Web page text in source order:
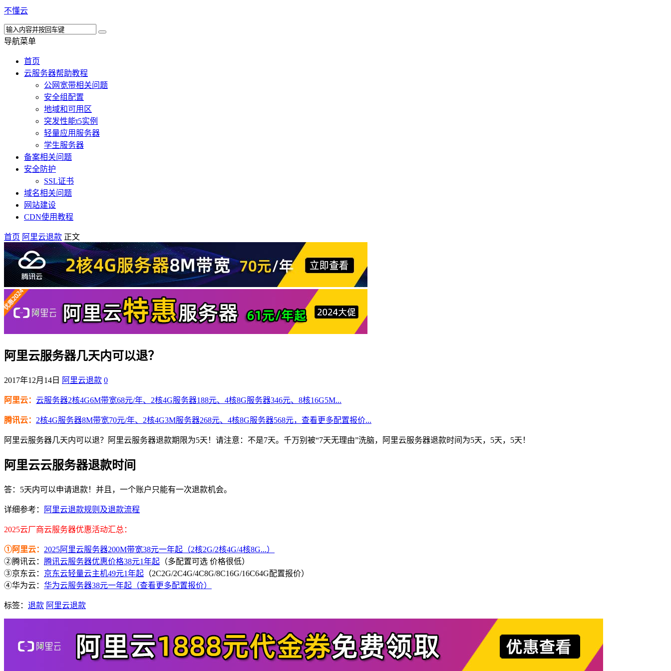
不懂云
导航菜单
首页
云服务器帮助教程
公网宽带相关问题
安全组配置
地域和可用区
突发性能t5实例
轻量应用服务器
学生服务器
备案相关问题
安全防护
SSL证书
域名相关问题
网站建设
CDN使用教程
首页 阿里云退款 正文
阿里云服务器几天内可以退？
2017年12月14日 阿里云退款 0
阿里云： 云服务器2核4G6M带宽68元/年、2核4G服务器188元、4核8G服务器346元、8核16G5M...
腾讯云： 2核4G服务器8M带宽70元/年、2核4G3M服务器268元、4核8G服务器568元，查看更多配置报价...
阿里云服务器几天内可以退？阿里云服务器退款期限为5天！请注意：不是7天。千万别被“7天无理由”洗脑，阿里云服务器退款时间为5天，5天，5天！
阿里云云服务器退款时间
答：5天内可以申请退款！并且，一个账户只能有一次退款机会。
详细参考： 阿里云退款规则及退款流程
2025云厂商云服务器优惠活动汇总：
①阿里云： 2025阿里云服务器200M带宽38元一年起（2核2G/2核4G/4核8G...）
②腾讯云： 腾讯云服务器优惠价格38元1年起 （多配置可选 价格很低）
③京东云： 京东云轻量云主机49元1年起 （2C2G/2C4G/4C8G/8C16G/16C64G配置报价）
④华为云： 华为云服务器38元一年起（查看更多配置报价）
标签： 退款 阿里云退款